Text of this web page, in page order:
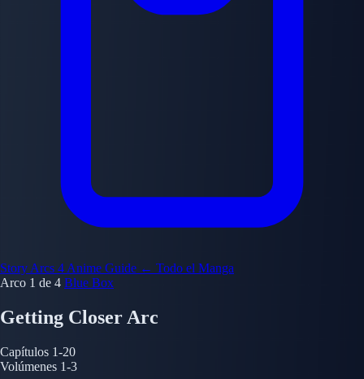
Story Arcs 4 Anime Guide ← Todo el Manga
Arco 1 de 4 Blue Box
Getting Closer Arc
Capítulos 1-20
Volúmenes 1-3